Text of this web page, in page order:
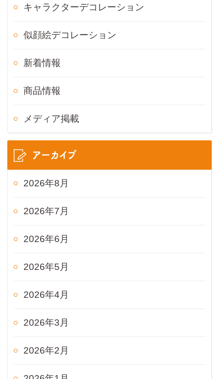
キャラクターデコレーション
似顔絵デコレーション
新着情報
商品情報
メディア掲載
アーカイブ
2026年8月
2026年7月
2026年6月
2026年5月
2026年4月
2026年3月
2026年2月